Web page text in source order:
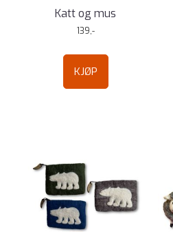
Katt og mus
139,-
KJØP